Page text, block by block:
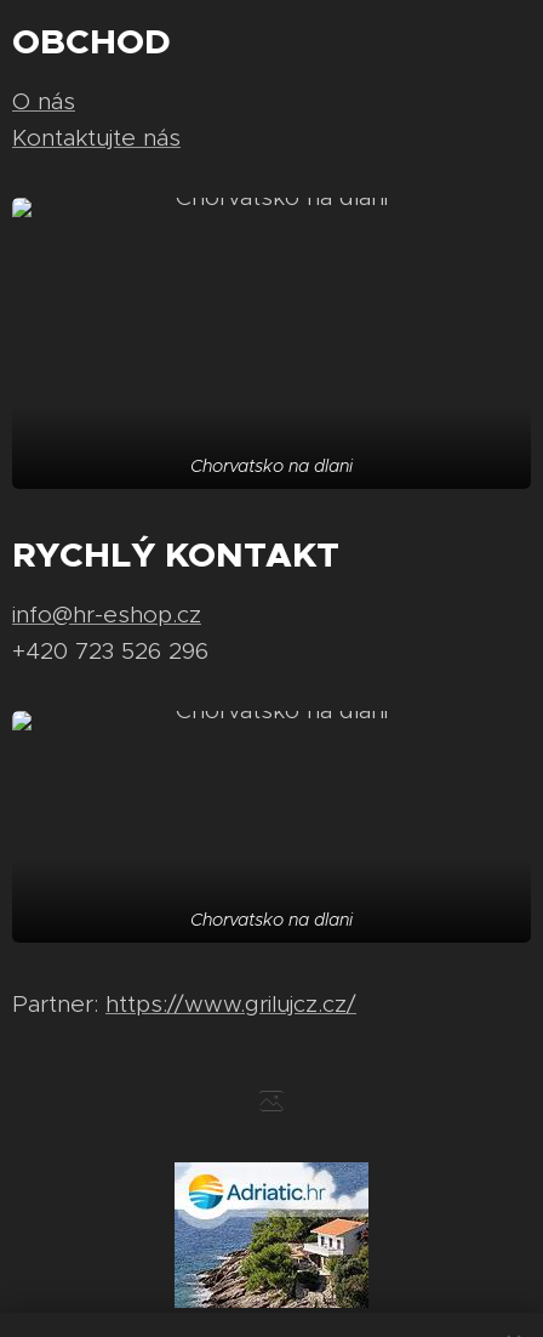
OBCHOD
O nás
Kontaktujte nás
Chorvatsko na dlani
RYCHLÝ KONTAKT
info@hr-eshop.cz
+420 723 526 296
Chorvatsko na dlani
Partner: https://www.grilujcz.cz/